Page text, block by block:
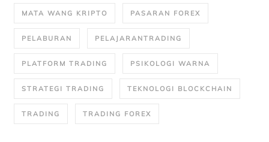
MATA WANG KRIPTO PASARAN FOREX
PELABURAN PELAJARANTRADING
PLATFORM TRADING PSIKOLOGI WARNA
STRATEGI TRADING TEKNOLOGI BLOCKCHAIN
TRADING TRADING FOREX